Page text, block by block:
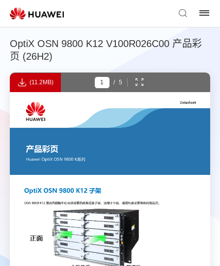
OptiX OSN 9800 K12 V100R026C00 产品彩
页 (26H2)
(11.2MB) / 5